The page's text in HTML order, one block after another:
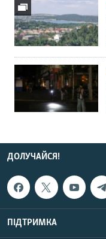
ДОЛУЧАЙСЯ!
ПІДТРИМКА